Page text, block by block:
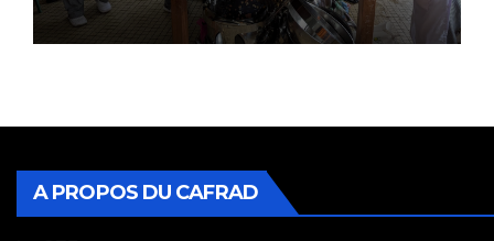
A PROPOS DU CAFRAD